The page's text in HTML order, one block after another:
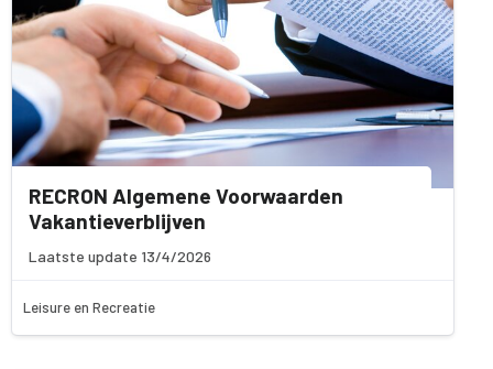
RECRON Algemene Voorwaarden
Vakantieverblijven
Laatste update 13/4/2026
Leisure en Recreatie